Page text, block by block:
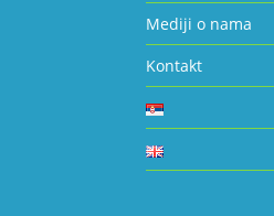
Mediji o nama
Kontakt